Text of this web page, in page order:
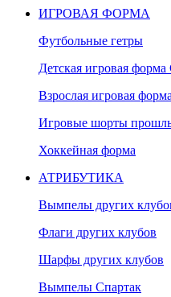
ИГРОВАЯ ФОРМА
Футбольные гетры
Детская игровая
Взрослая игровая
Игровые шорты
Хоккейная форма
АТРИБУТИКА
Вымпелы других
Флаги других клубов
Шарфы других клубов
Вымпелы Спартак